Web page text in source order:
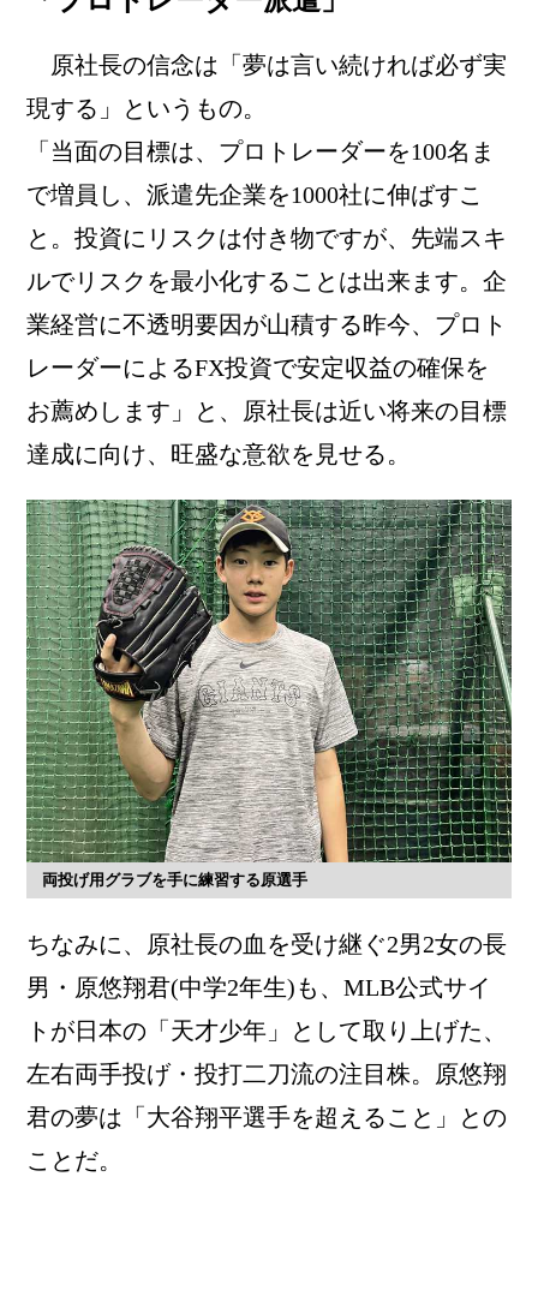
原社長の信念は「夢は言い続ければ必ず実
現する」というもの。
「当面の目標は、プロトレーダーを100名ま
で増員し、派遣先企業を1000社に伸ばすこ
と。投資にリスクは付き物ですが、先端スキ
ルでリスクを最小化することは出来ます。企
業経営に不透明要因が山積する昨今、プロト
レーダーによるFX投資で安定収益の確保を
お薦めします」と、原社長は近い将来の目標
達成に向け、旺盛な意欲を見せる。
両投げ用グラブを手に練習する原選手
ちなみに、原社長の血を受け継ぐ2男2女の長
男・原悠翔君(中学2年生)も、MLB公式サイ
トが日本の「天才少年」として取り上げた、
左右両手投げ・投打二刀流の注目株。原悠翔
君の夢は「大谷翔平選手を超えること」との
ことだ。